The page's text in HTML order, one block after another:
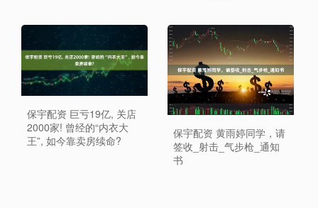
保宇配资 巨亏19亿, 关店
2000家! 曾经的“内衣大
王”, 如今靠卖房续命?
保宇配资 黄雨婷同学，请
签收_射击_气步枪_通知
书